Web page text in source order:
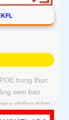
trung thực
xem ban
chống trộm